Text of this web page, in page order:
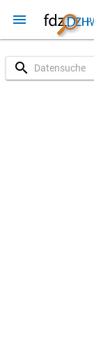
menu
search